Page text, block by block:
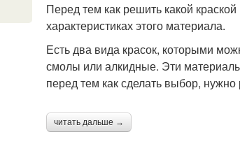
Перед тем как решить какой
характеристиках этого материала.
Есть два вида красок, которыми
смолы или алкидные. Эти
перед тем как сделать выбор, нужно
читать дальше →